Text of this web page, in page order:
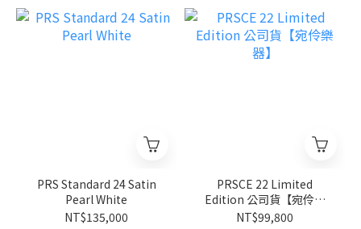
PRS Standard 24 Satin
Pearl White
NT$135,000
PRSCE 22 Limited
Edition 公司貨【宛伶樂
器】
NT$99,800